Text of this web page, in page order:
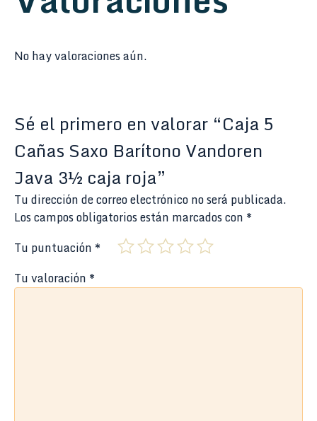
No hay valoraciones aún.
Sé el primero en valorar “Caja 5
Cañas Saxo Barítono Vandoren
Java 3½ caja roja”
Tu dirección de correo electrónico no será publicada.
Los campos obligatorios están marcados con *
Tu puntuación *
Tu valoración *